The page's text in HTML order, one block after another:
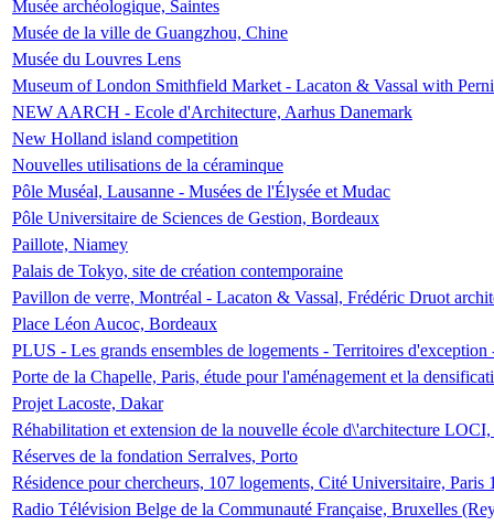
Musée archéologique, Saintes
Musée de la ville de Guangzhou, Chine
Musée du Louvres Lens
Museum of London Smithfield Market - Lacaton & Vassal with
NEW AARCH - Ecole d'Architecture, Aarhus Danemark
New Holland island competition
Nouvelles utilisations de la céraminque
Pôle Muséal, Lausanne - Musées de l'Élysée et Mudac
Pôle Universitaire de Sciences de Gestion, Bordeaux
Paillote, Niamey
Palais de Tokyo, site de création contemporaine
Pavillon de verre, Montréal - Lacaton & Vassal, Frédéric Druot
Place Léon Aucoc, Bordeaux
PLUS - Les grands ensembles de logements - Territoires
Porte de la Chapelle, Paris, étude pour l'aménagement et la
Projet Lacoste, Dakar
Réhabilitation et extension de la nouvelle école d\'architecture
Réserves de la fondation Serralves, Porto
Résidence pour chercheurs, 107 logements, Cité Universitaire, Paris
Radio Télévision Belge de la Communauté Française, Bruxelles